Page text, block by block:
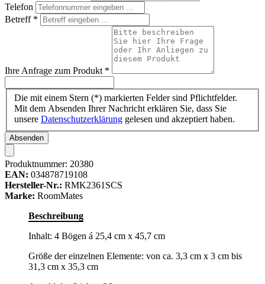
Telefon
Betreff *
Ihre Anfrage zum Produkt *
Die mit einem Stern (*) markierten Felder sind Pflichtfelder.
Mit dem Absenden Ihrer Nachricht erklären Sie, dass Sie
unsere Datenschutzerklärung gelesen und akzeptiert haben.
Absenden
Produktnummer: 20380
EAN: 034878719108
Hersteller-Nr.: RMK2361SCS
Marke: RoomMates
Beschreibung
Inhalt: 4 Bögen á 25,4 cm x 45,7 cm
Größe der einzelnen Elemente: von ca. 3,3 cm x 3 cm bis
31,3 cm x 35,3 cm